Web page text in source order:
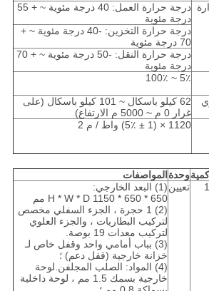
درجة حرارة العمل: 40 درجة مئوية ~ + 55
درجة مئوية
درجة حرارة التخزين: -40 درجة مئوية ~ +
70 درجة مئوية
درجة حرارة النقل: -50 درجة مئوية ~ + 70
درجة مئوية
5٪ ~ 100٪
62 كيلو باسكال ~ 101 كيلو باسكال (على
غرار 0 م ~ 5000 م الارتفاع)
1120 × (1 ± 5٪) واط / م 2
كميةوحدة المواصفات
1 تعيين(1) البعد الخارجي:
H * W * D 1150 * 650 * 650 مم
(2) 1 حجرة ، الجزء السفلي مخصص
لتركيب البطاريات ، والجزء العلوي
لتركيب معدات 19 بوصة.
(3) بباب أمامي واحد وقفل خاص لـ
خزانة خارجية (قفل دعم) ؛
(4) المواد: الصلب المجلفن.لوحة
خارجية بسمك 1.5 مم ، لوحة داخلية